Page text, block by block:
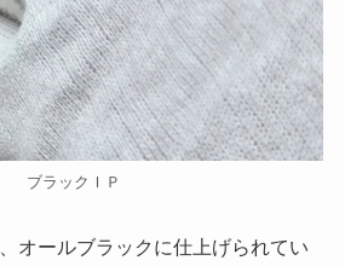
ブラックＩＰ
オールブラックに仕上げられてい